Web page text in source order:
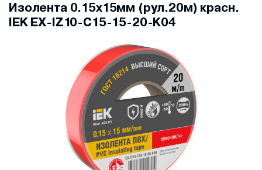
Изолента 0.15х15мм (рул.20м) красн.
IEK EX-IZ10-C15-15-20-K04